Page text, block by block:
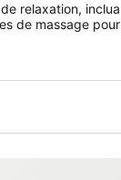
relaxation,
de massage